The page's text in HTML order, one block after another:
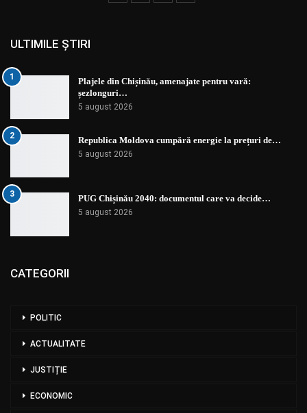
ULTIMILE ȘTIRI
1
Plajele din Chișinău, amenajate pentru vară:
șezlonguri…
5 august 2026
2 Republica Moldova cumpără energie la prețuri de…
5 august 2026
3 PUG Chișinău 2040: documentul care va decide…
5 august 2026
CATEGORII
POLITIC
ACTUALITATE
JUSTIȚIE
ECONOMIC